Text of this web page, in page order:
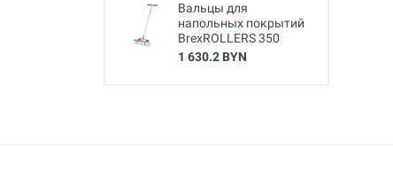
Вальцы для
напольных покрытий
BrexROLLERS 350
1 630.2 BYN